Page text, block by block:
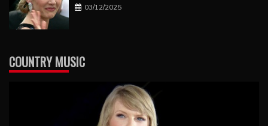
03/12/2025
COUNTRY MUSIC